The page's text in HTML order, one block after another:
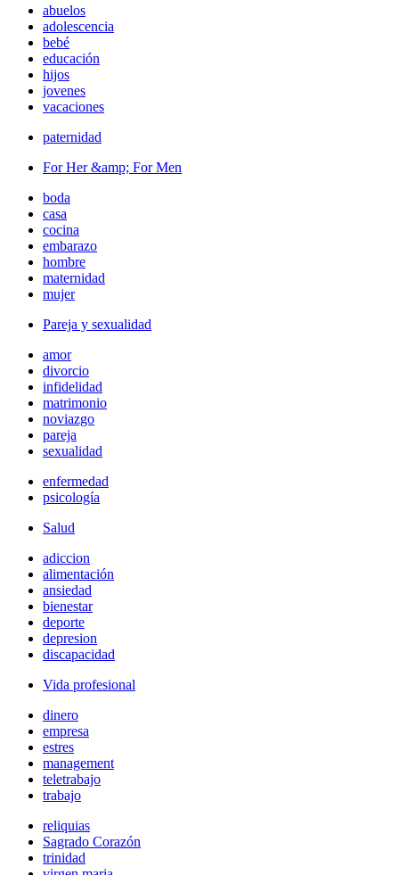
abuelos
adolescencia
bebé
educación
hijos
jovenes
vacaciones
paternidad
For Her &amp; For Men
boda
casa
cocina
embarazo
hombre
maternidad
mujer
Pareja y sexualidad
amor
divorcio
infidelidad
matrimonio
noviazgo
pareja
sexualidad
enfermedad
psicología
Salud
adiccion
alimentación
ansiedad
bienestar
deporte
depresion
discapacidad
Vida profesional
dinero
empresa
estres
management
teletrabajo
trabajo
reliquias
Sagrado Corazón
trinidad